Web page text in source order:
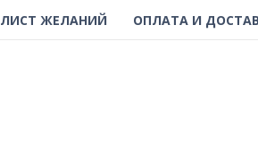
ЛИСТ ЖЕЛАНИЙ ОПЛАТА И